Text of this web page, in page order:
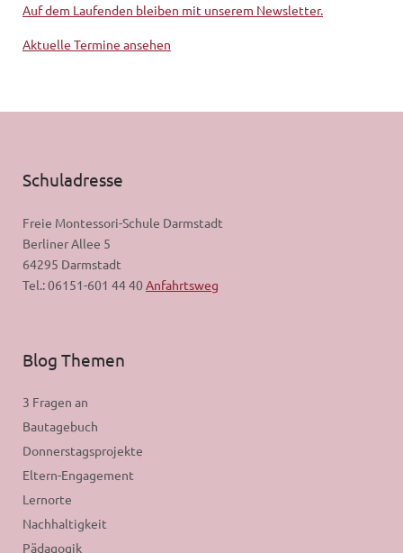
Auf dem Laufenden bleiben mit unserem Newsletter.
Aktuelle Termine ansehen
Schuladresse
Freie Montessori-Schule Darmstadt
Berliner Allee 5
64295 Darmstadt
Tel.: 06151-601 44 40Anfahrtsweg
Blog Themen
3 Fragen an
Bautagebuch
Donnerstagsprojekte
Eltern-Engagement
Lernorte
Nachhaltigkeit
Pädagogik